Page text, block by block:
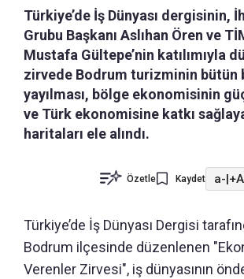
Türkiye’de İş Dünyası dergisinin,
Grubu Başkanı Aslıhan Ören ve
Mustafa Gültepe’nin katılımıyla
zirvede Bodrum turizminin bütün
yayılması, bölge ekonomisinin
ve Türk ekonomisine katkı
haritaları ele alındı.
Özetle Kaydet a-|+A
Türkiye’de İş Dünyası Dergisi
Bodrum ilçesinde düzenlenen
Verenler Zirvesi", iş dünyasının